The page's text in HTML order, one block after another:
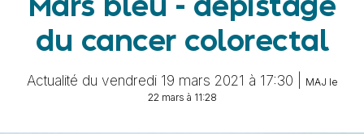
Mars bleu - dépistage
du cancer colorectal
Actualité du vendredi 19 mars 2021 à 17:30 |
MAJ le
22 mars à 11:28